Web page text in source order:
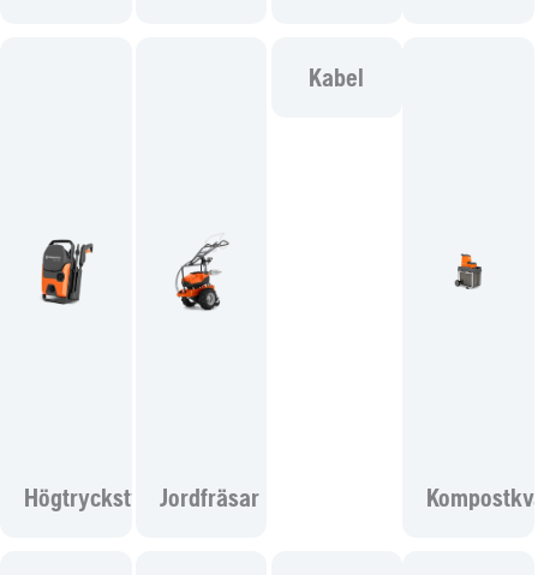
HögtryckstvättarJordfräsar
Kabel